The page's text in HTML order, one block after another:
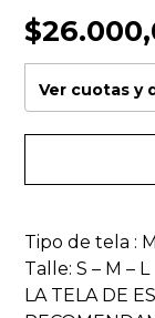
Ver cuotas y
Tipo de tela :
Talle: S – M – L
LA TELA DE